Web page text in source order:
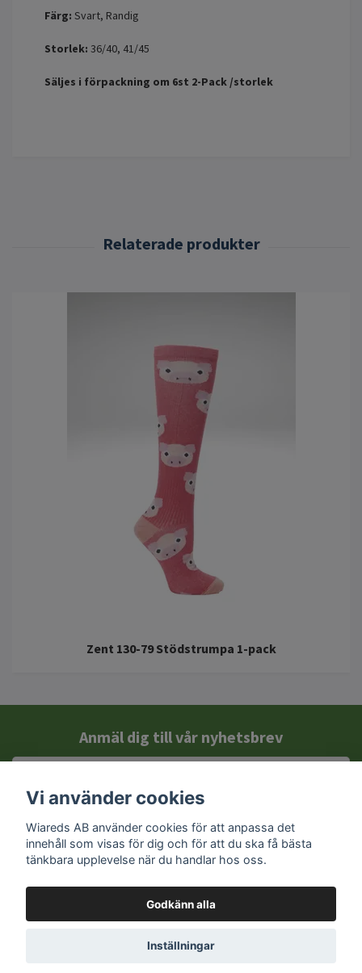
Färg: Svart, Randig
Storlek: 36/40, 41/45
Säljes i förpackning om 6st 2-Pack /storlek
Zent 130-79 Stödstrumpa 1-pack
Anmäl dig till vår nyhetsbrev
Kontakt
Vi använder cookies
Wiareds AB använder cookies för att anpassa det
innehåll som visas för dig och för att du ska få bästa
tänkbara upplevelse när du handlar hos oss.
Godkänn alla
Inställningar